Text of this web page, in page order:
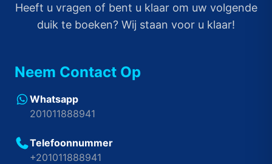
Heeft u vragen of bent u klaar om uw volgende
duik te boeken? Wij staan voor u klaar!
Neem Contact Op
Whatsapp
201011888941
Telefoonnummer
+201011888941